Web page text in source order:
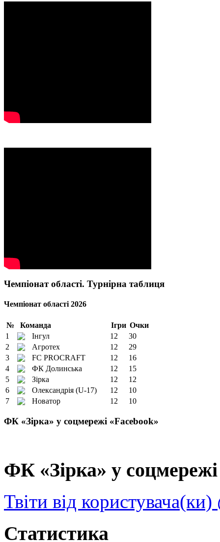
Чемпіонат області. Турнірна таблиця
Чемпіонат області 2026
№ Команда Ігри Очки
1
Інгул 12
30
2
Агротех 12
29
3
FC PROCRAFT 12
16
4
ФК Долинська 12
15
5
Зірка 12
12
6
Олександрія (U-17) 12
10
7
Новатор 12 10
ФК «Зірка» у соцмережі «Facebook»
ФК «Зірка» у
Твіти від
Статистика